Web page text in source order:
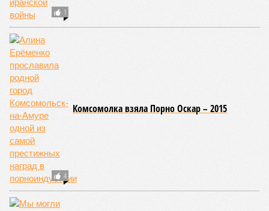
1
4
Комсомолка взяла Порно Оскар – 2015